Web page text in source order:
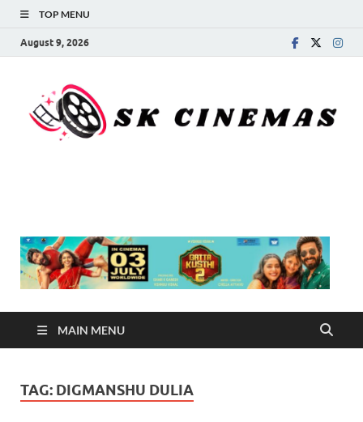
TOP MENU
August 9, 2026
MAIN MENU
TAG: DIGMANSHU DULIA